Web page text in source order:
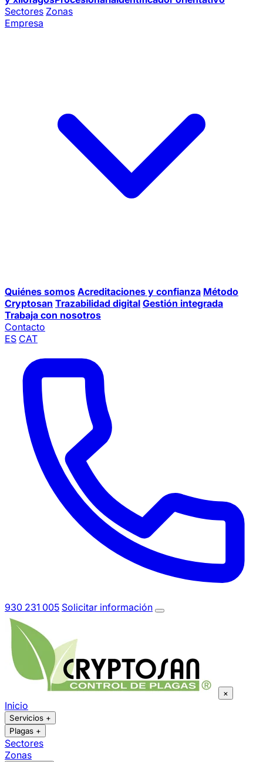
Sectores Zonas
Empresa
Quiénes somos Acreditaciones y confianza Método
Cryptosan Trazabilidad digital Gestión integrada
Trabaja con nosotros
Contacto
ES CAT
930 231 005 Solicitar información
×
Inicio
Servicios +
Plagas +
Sectores
Zonas